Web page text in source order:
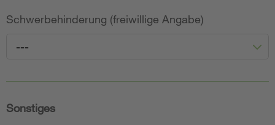
Schwerbehinderung (freiwillige Angabe)
---
Sonstiges